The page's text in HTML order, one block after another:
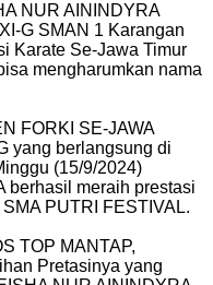
NUR AININDYRA
G SMAN 1 Karangan
Karate Se-Jawa Timur
mengharumkan nama
FORKI SE-JAWA
yang berlangsung di
(15/9/2024)
berhasil meraih prestasi
PUTRI FESTIVAL.
TOP MANTAP,
Pretasinya yang